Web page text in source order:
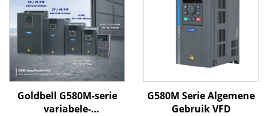
Goldbell G580M-serie
variabele-
G580M Serie Algemene
Gebruik VFD